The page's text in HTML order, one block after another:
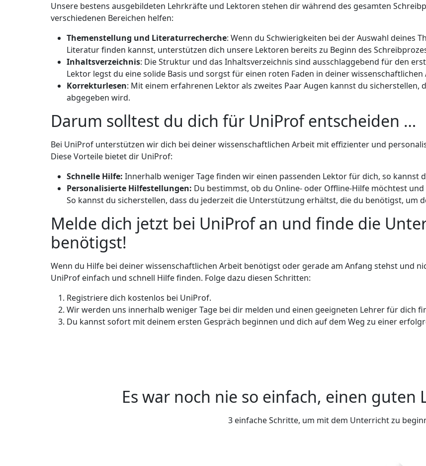
Unsere bestens ausgebildeten Lehrkräfte und Lektoren stehen dir während des gesamten
verschiedenen Bereichen helfen:
Themenstellung und Literaturrecherche: Wenn du Schwierigkeiten bei der Auswahl deines
Literatur finden kannst, unterstützen dich unsere Lektoren bereits zu Beginn des
Inhaltsverzeichnis: Die Struktur und das Inhaltsverzeichnis sind ausschlaggebend für den
Lektor legst du eine solide Basis und sorgst für einen roten Faden in deiner wissenschaftlichen
Korrekturlesen: Mit einem erfahrenen Lektor als zweites Paar Augen kannst du
abgegeben wird.
Darum solltest du dich für UniProf entscheiden …
Bei UniProf unterstützen wir dich bei deiner wissenschaftlichen Arbeit mit effizienter und
Diese Vorteile bietet dir UniProf:
Schnelle Hilfe: Innerhalb weniger Tage finden wir einen passenden Lektor für dich, so kannst
Personalisierte Hilfestellungen: Du bestimmst, ob du Online- oder Offline-Hilfe möchtest
So kannst du sicherstellen, dass du jederzeit die Unterstützung erhältst, die du benötigst, um
Melde dich jetzt bei UniProf an und finde die
benötigst!
Wenn du Hilfe bei deiner wissenschaftlichen Arbeit benötigst oder gerade am Anfang stehst und
UniProf einfach und schnell Hilfe finden. Folge dazu diesen Schritten:
Registriere dich kostenlos bei UniProf.
Wir werden uns innerhalb weniger Tage bei dir melden und einen geeigneten Lehrer für dich
Du kannst sofort mit deinem ersten Gespräch beginnen und dich auf dem Weg zu einer
Es war noch nie so einfach, einen guten
3 einfache Schritte, um mit dem Unterricht zu